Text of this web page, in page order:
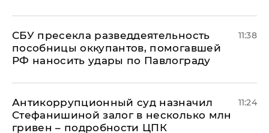
СБУ пресекла разведдеятельность
пособницы оккупантов, помогавшей
РФ наносить удары по Павлограду
11:38
Антикоррупционный суд назначил
Стефанишиной залог в несколько млн
гривен – подробности ЦПК
11:24